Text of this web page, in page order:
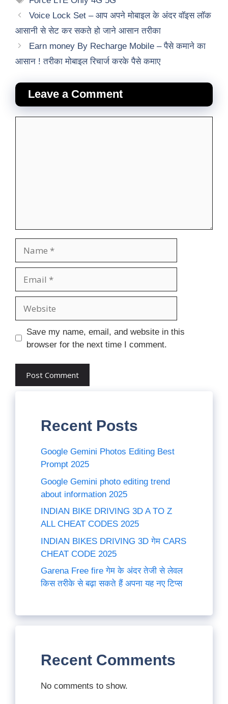
Voice Lock Set – आप अपने मोबाइल के अंदर वॉइस लॉक
आसानी से सेट कर सकते हो जाने आसान तरीका
Earn money By Recharge Mobile – पैसे कमाने का
आसान ! तरीका मोबाइल रिचार्ज करके पैसे कमाए
Leave a Comment
Save my name, email, and website in this
browser for the next time I comment.
Recent Posts
Google Gemini Photos Editing Best
Prompt 2025
Google Gemini photo editing trend
about information 2025
INDIAN BIKE DRIVING 3D A TO Z
ALL CHEAT CODES 2025
INDIAN BIKES DRIVING 3D गेम CARS
CHEAT CODE 2025
Garena Free fire गेम के अंदर तेजी से लेवल
किस तरीके से बढ़ा सकते हैं अपना यह नए टिप्स
Recent Comments
No comments to show.